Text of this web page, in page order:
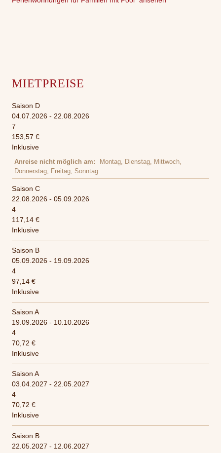
MIETPREISE
Saison D
04.07.2026 - 22.08.2026
7
153,57 €
Inklusive
Anreise nicht möglich am
Montag, Dienstag, Mittwoch,
Donnerstag, Freitag, Sonntag
Saison C
22.08.2026 - 05.09.2026
4
117,14 €
Inklusive
Saison B
05.09.2026 - 19.09.2026
4
97,14 €
Inklusive
Saison A
19.09.2026 - 10.10.2026
4
70,72 €
Inklusive
Saison A
03.04.2027 - 22.05.2027
4
70,72 €
Inklusive
Saison B
22.05.2027 - 12.06.2027